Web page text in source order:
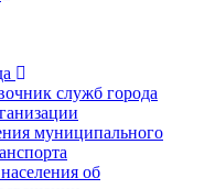
служб города
муниципального
об